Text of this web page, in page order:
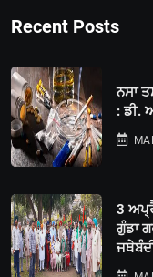
Recent Posts
ਨਸਾ
: ਡੀ.
3
ਗੁੰਡਾ